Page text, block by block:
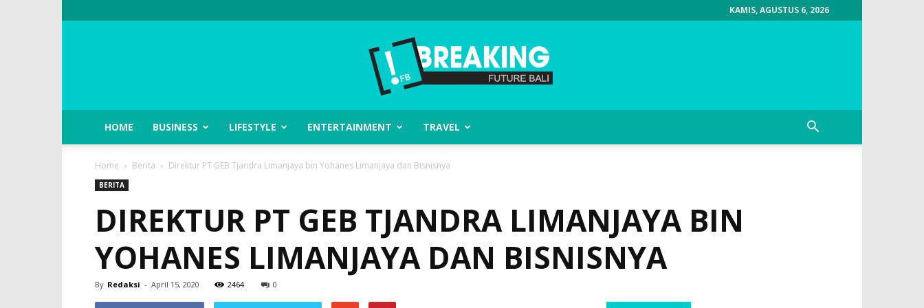
KAMIS, AGUSTUS 6, 2026
Bali
HOME BUSINESS LIFESTYLE ENTERTAINMENT TRAVEL
Home Berita Direktur PT GEB Tjandra Limanjaya bin Yohanes Limanjaya dan Bisnisnya
BERITA
DIREKTUR PT GEB TJANDRA LIMANJAYA BIN
YOHANES LIMANJAYA DAN BISNISNYA
By Redaksi - April 15, 2020 2464 0